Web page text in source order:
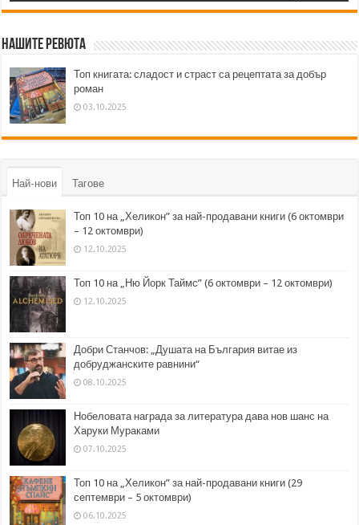
Нашите ревюта
Топ книгата: сладост и страст са рецептата за добър
роман
03.10.2025
Най-нови Тагове
Топ 10 на „Хеликон” за най-продавани книги (6 октомври
– 12 октомври)
12.10.2025
Топ 10 на „Ню Йорк Таймс” (6 октомври – 12 октомври)
12.10.2025
Добри Станчов: „Душата на България витае из
добруджанските равнини“
08.10.2025
Нобеловата награда за литература дава нов шанс на
Харуки Мураками
07.10.2025
Топ 10 на „Хеликон” за най-продавани книги (29
септември – 5 октомври)
06.10.2025